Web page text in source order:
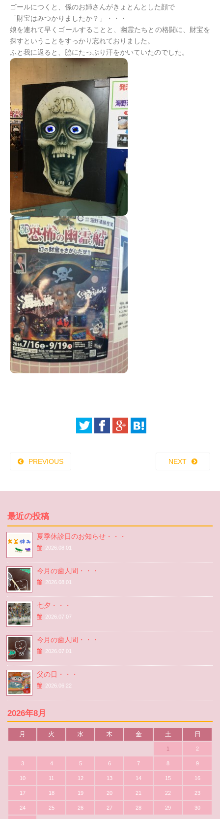
ゴールにつくと、係のお姉さんがきょとんとした顔で
「財宝はみつかりましたか？」・・・
娘を連れて早くゴールすることと、幽霊たちとの格闘に、財宝を
探すということをすっかり忘れておりました。
ふと我に返ると、脇にたっぷり汗をかいていたのでした。
PREVIOUS NEXT
最近の投稿
夏季休診日のお知らせ・・・
2026.08.01
今月の歯人間・・・
2026.08.01
七夕・・・
2026.07.07
今月の歯人間・・・
2026.07.01
父の日・・・
2026.06.22
2026年8月
月 火 水 木 金 土 日
1 2
3 4 5 6 7 8 9
10 11 12 13 14 15 16
17 18 19 20 21 22 23
24 25 26 27 28 29 30